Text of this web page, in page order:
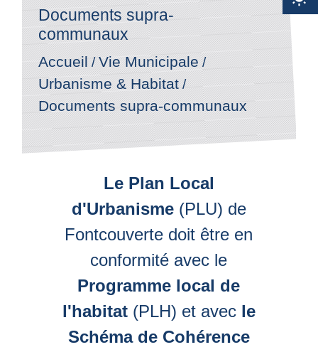
Documents supra-
communaux
Accueil /Vie Municipale/
Urbanisme & Habitat/
Documents supra-communaux
Le Plan Local
d'Urbanisme(PLU) de
Fontcouverte doit être en
conformité avec le
Programme local de
l'habitat(PLH) et avec le
Schéma de Cohérence